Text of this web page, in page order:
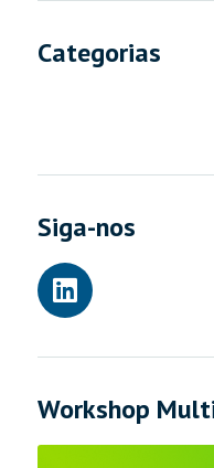
Categorias
Siga-nos
Workshop